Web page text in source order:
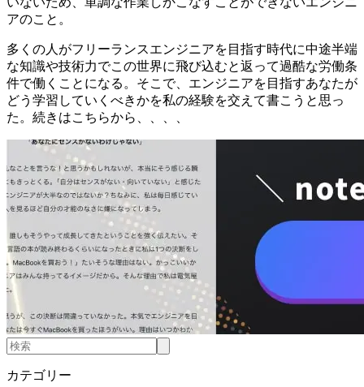
アのこと。
多くの人がフリーランスエンジニアを目指す時代に中途半端
な知識や技術力でこの世界に飛び込むと返って過酷な労働条
件で働くことになる。そこで、エンジニアを目指すあなたが
どう学習していくべきかを私の経験を交えて書こうと思っ
た。 続きはこちらから、、、、
カテゴリー